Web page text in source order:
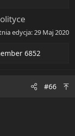
edycja:29 Maj 2020
6852
#66